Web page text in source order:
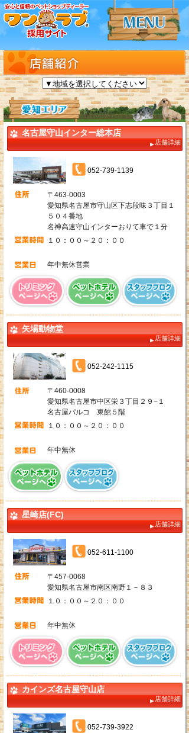
名古屋守山インター総本店
店舗詳細
052-739-1139
〒463-0003
愛知県名古屋市守山区下志段味３丁目１
５０４番地
名神高速守山インターおりて車で１分
１０：００～２０：００
年中無休営業
矢場動物堂
店舗詳細
052-242-1115
〒460-0008
愛知県名古屋市中区栄３丁目２９−１
名古屋パルコ 東館５階
１０：００～２０：００
年中無休
星崎店(FC)
店舗詳細
052-611-1100
〒457-0068
愛知県名古屋市南区南野１－８３
１０：００～２０：００
年中無休
カインズ名古屋守山店
店舗詳細
052-739-3922